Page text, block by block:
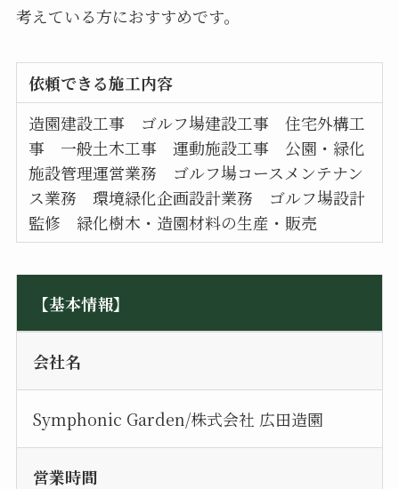
考えている方におすすめです。
依頼できる施工内容
造園建設工事 ゴルフ場建設工事 住宅外構工
事 一般土木工事 運動施設工事 公園・緑化
施設管理運営業務 ゴルフ場コースメンテナン
ス業務 環境緑化企画設計業務 ゴルフ場設計
監修 緑化樹木・造園材料の生産・販売
【基本情報】
会社名
Symphonic Garden/株式会社 広田造園
営業時間